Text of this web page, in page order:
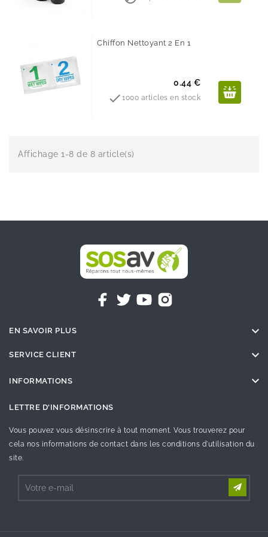
Chiffon Nettoyant 2 En 1
Prix
0.44 €
1000 articles en stock
Affichage 1-8 de 8 article(s)
EN SAVOIR PLUS 
SERVICE CLIENT 
INFORMATIONS 
LETTRE D'INFORMATIONS
Vous pouvez vous désinscrire à tout moment. Vous trouverez pour
cela nos informations de contact dans les conditions d'utilisation du
site.